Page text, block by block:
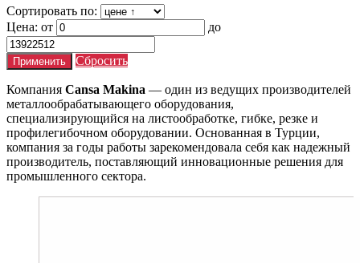
Сортировать по:
Цена: от до
Сбросить
Компания Cansa Makina — один из ведущих производителей
металлообрабатывающего оборудования,
специализирующийся на листообработке, гибке, резке и
профилегибочном оборудовании. Основанная в Турции,
компания за годы работы зарекомендовала себя как надежный
производитель, поставляющий инновационные решения для
промышленного сектора.